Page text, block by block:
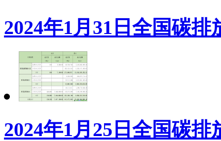
2024年1月31日全国碳
2024年1月25日全国碳